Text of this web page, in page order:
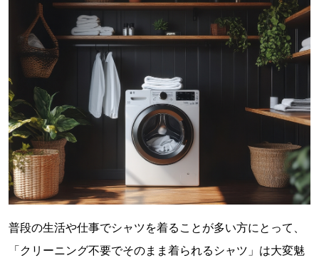
普段の生活や仕事でシャツを着ることが多い方にとって、
「クリーニング不要でそのまま着られるシャツ」は大変魅